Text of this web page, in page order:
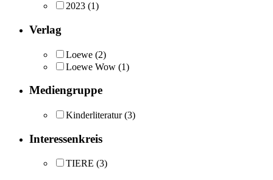
2023 (1)
Verlag
Loewe (2)
Loewe Wow (1)
Mediengruppe
Kinderliteratur (3)
Interessenkreis
TIERE (3)